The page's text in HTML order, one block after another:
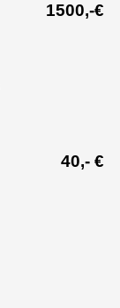
1500,-€
40,- €